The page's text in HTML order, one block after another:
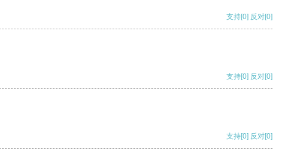
支持[0] 反对[0]
支持[0] 反对[0]
支持[0] 反对[0]